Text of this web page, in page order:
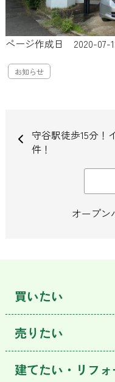
ページ作成日 2020-07-
お知らせ
守谷駅徒歩15分！
件！
オープン
買いたい
売りたい
建てたい・リフォ